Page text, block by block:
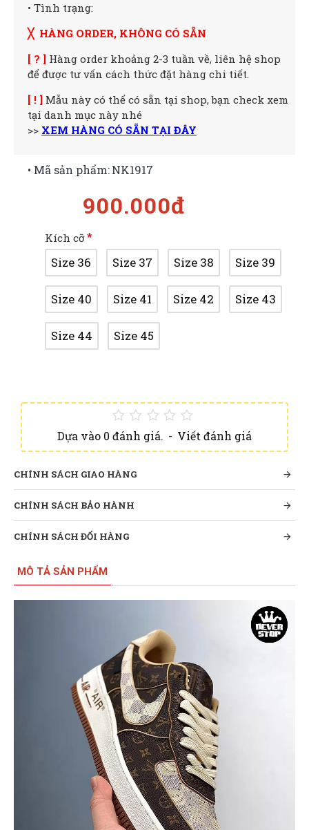
• Tình trạng:
╳ HÀNG ORDER, KHÔNG CÓ SẴN
[ ? ] Hàng order khoảng 2-3 tuần về, liên hệ shop
để được tư vấn cách thức đặt hàng chi tiết.
[ ! ] Mẫu này có thể có sẵn tại shop, bạn check xem
tại danh mục này nhé
>> XEM HÀNG CÓ SẴN TẠI ĐÂY
Dựa vào 0 đánh giá. - Viết đánh giá
900.000đ
• Mã sản phẩm:NK1917
Kích cỡ
Size 36 Size 37 Size 38 Size 39
Size 40 Size 41 Size 42 Size 43
Size 44 Size 45
CHÍNH SÁCH GIAO HÀNG
CHÍNH SÁCH BẢO HÀNH
CHÍNH SÁCH ĐỔI HÀNG
MÔ TẢ SẢN PHẨM